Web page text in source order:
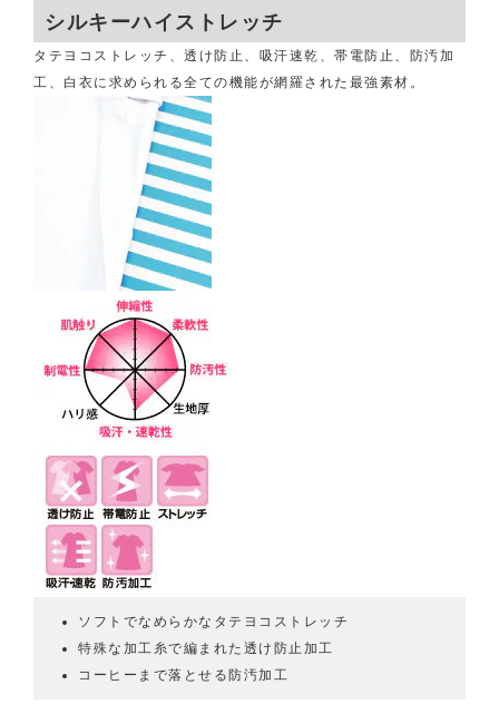
シルキーハイストレッチ
タテヨコストレッチ、透け防止、吸汗速乾、帯電防止、防汚加
工、白衣に求められる全ての機能が網羅された最強素材。
ソフトでなめらかなタテヨコストレッチ
特殊な加工糸で編まれた透け防止加工
コーヒーまで落とせる防汚加工